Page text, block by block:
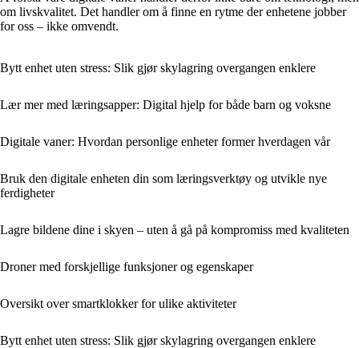
om livskvalitet. Det handler om å finne en rytme der enhetene jobber
for oss – ikke omvendt.
Bytt enhet uten stress: Slik gjør skylagring overgangen enklere
Lær mer med læringsapper: Digital hjelp for både barn og voksne
Digitale vaner: Hvordan personlige enheter former hverdagen vår
Bruk den digitale enheten din som læringsverktøy og utvikle nye
ferdigheter
Lagre bildene dine i skyen – uten å gå på kompromiss med kvaliteten
Droner med forskjellige funksjoner og egenskaper
Oversikt over smartklokker for ulike aktiviteter
Bytt enhet uten stress: Slik gjør skylagring overgangen enklere